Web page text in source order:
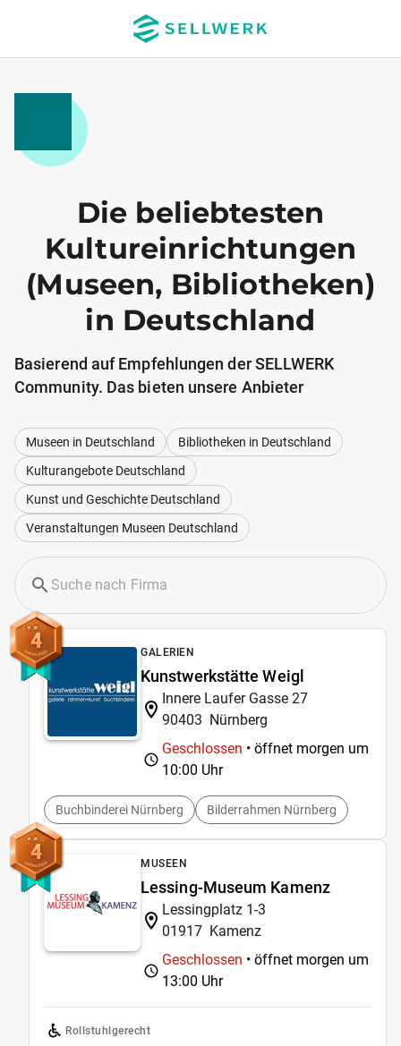
Die beliebtesten
Kultureinrichtungen
(Museen, Bibliotheken)
in Deutschland
Basierend auf Empfehlungen der SELLWERK
Community. Das bieten unsere Anbieter
Museen in Deutschland
Bibliotheken in Deutschland
Kulturangebote Deutschland
Kunst und Geschichte Deutschland
Veranstaltungen Museen Deutschland
4 GALERIEN
Kunstwerkstätte Weigl
Innere Laufer Gasse 27
90403 Nürnberg
Geschlossen • öffnet morgen um
10:00 Uhr
Buchbinderei Nürnberg Bilderrahmen Nürnberg
4 MUSEEN
Lessing-Museum Kamenz
Lessingplatz 1-3
01917 Kamenz
Geschlossen • öffnet morgen um
13:00 Uhr
Rollstuhlgerecht